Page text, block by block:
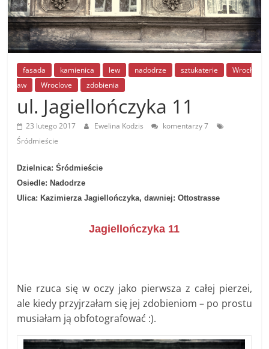
fasada kamienica lew nadodrze sztukaterie
Wrocł
aw
Wroclove zdobienia
ul. Jagiellończyka 11
23 lutego 2017 Ewelina Kodzis
komentarzy 7
Śródmieście
Dzielnica:Śródmieście
Osiedle:Nadodrze
Ulica:Kazimierza Jagiellończyka, dawniej:Ottostrasse
Jagiellończyka 11
Nie rzuca się w oczy jako pierwsza z całej pierzei,
ale kiedy przyjrzałam się jej zdobieniom – po prostu
musiałam ją obfotografować :).